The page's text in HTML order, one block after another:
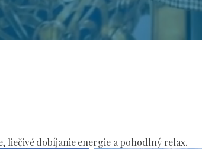
liečivé dobíjanie energie a pohodlný relax.